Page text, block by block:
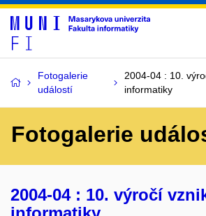
Fotogalerie
událostí
2004-04 : 10.
informatiky
Fotogalerie
2004-04 : 10. výročí